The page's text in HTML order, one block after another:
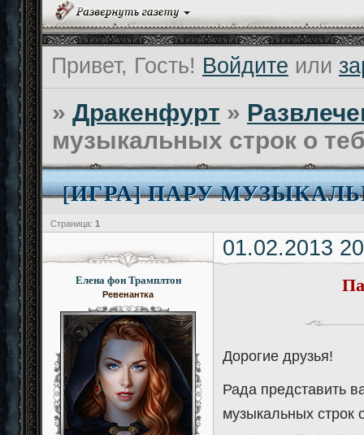
Привет, Гость! Войдите или
»Дракенфурт »
музыкальных строк о
[ИГРА] ПАРУ
Страница: 1
01.02.2013
Елена фон Трамплтон
Ревенантка
Дорогие друзья!
Рада представить
музыкальных строк